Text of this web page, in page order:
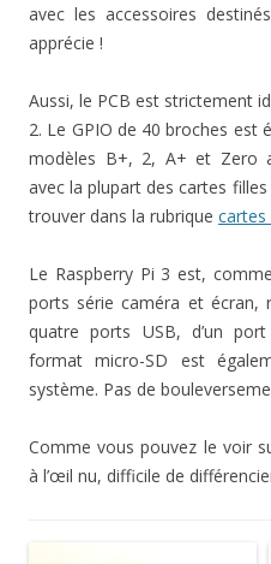
avec les accessoires
apprécie !
Aussi, le PCB est strictement
2. Le GPIO de 40 broches est
modèles B+, 2, A+ et Zero
avec la plupart des cartes
trouver dans la rubrique cartes
Le Raspberry Pi 3 est,
ports série caméra et écran,
quatre ports USB, d’un
format micro-SD est
système. Pas de
Comme vous pouvez le voir
à l’œil nu, difficile de